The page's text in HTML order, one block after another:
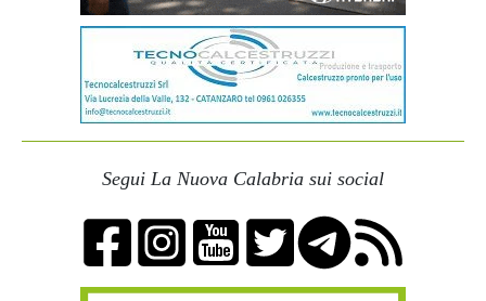
Segui La Nuova Calabria sui social